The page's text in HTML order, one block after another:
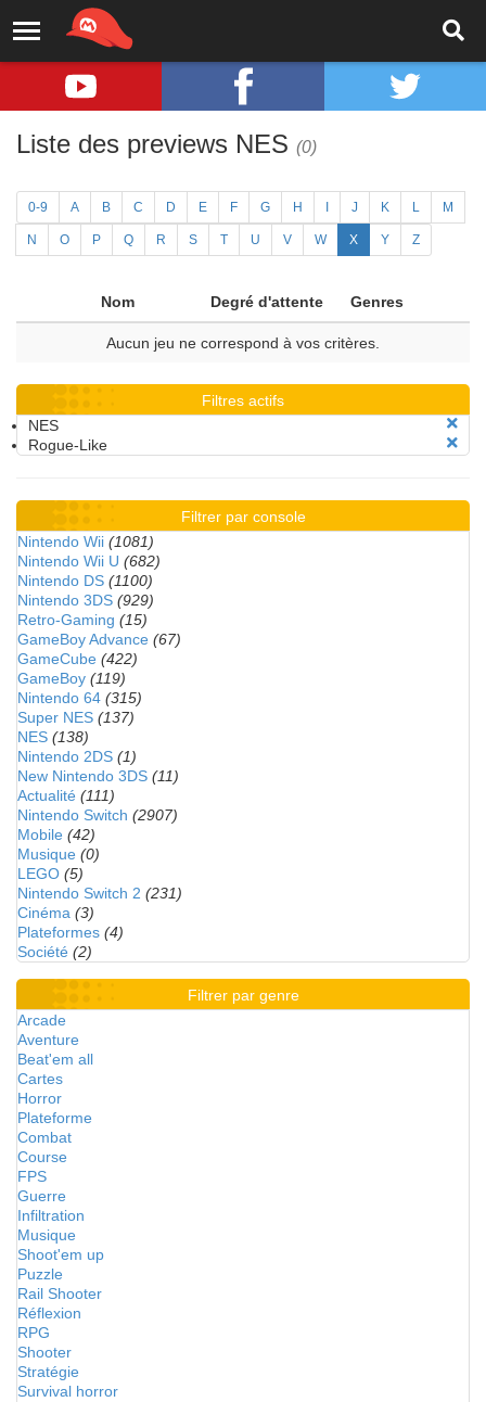
Liste des previews NES (0)
0-9 A B C D E F G H J K L M
N O P Q R S T U V W X Y Z
Nom Degré d'attente Genres
Aucun jeu ne correspond à vos critères.
Filtres actifs
NES
Rogue-Like
Filtrer par console
Nintendo Wii (1081)
Nintendo Wii U (682)
Nintendo DS (1100)
Nintendo 3DS (929)
Retro-Gaming (15)
GameBoy Advance (67)
GameCube (422)
GameBoy (119)
Nintendo 64 (315)
Super NES (137)
NES (138)
Nintendo 2DS (1)
New Nintendo 3DS (11)
Actualité (111)
Nintendo Switch (2907)
Mobile (42)
Musique (0)
LEGO (5)
Nintendo Switch 2 (231)
Cinéma (3)
Plateformes (4)
Société (2)
Filtrer par genre
Arcade
Aventure
Beat'em all
Cartes
Horror
Plateforme
Combat
Course
FPS
Guerre
Infiltration
Musique
Shoot'em up
Puzzle
Rail Shooter
Réflexion
RPG
Shooter
Stratégie
Survival horror